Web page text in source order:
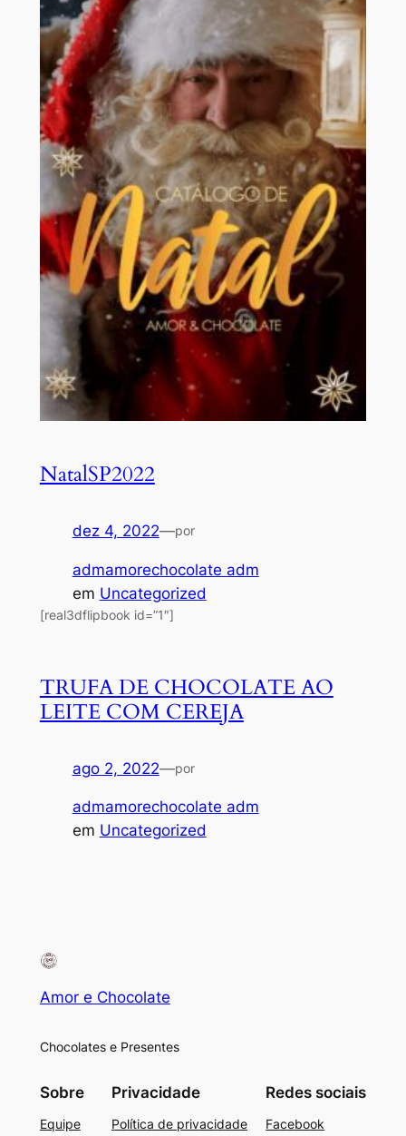
NatalSP2022
dez 4, 2022—por
admamorechocolate adm
em Uncategorized
[real3dflipbook id=”1″]
TRUFA DE CHOCOLATE AO
LEITE COM CEREJA
ago 2, 2022—por
admamorechocolate adm
em Uncategorized
Amor e Chocolate
Chocolates e Presentes
Sobre
Equipe
Privacidade
Política de privacidade
Redes sociais
Facebook